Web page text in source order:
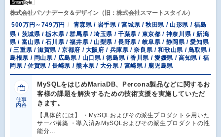
株式会社パソナデータ＆デザイン（旧：株式会社スマートスタイル）
500万円～749万円
青森県 / 岩手県 / 宮城県 / 秋田県 / 山形県 / 福島
県 / 茨城県 / 栃木県 / 群馬県 / 埼玉県 / 千葉県 / 東京都 / 神奈川県 / 新潟
県 / 富山県 / 石川県 / 福井県 / 山梨県 / 長野県 / 岐阜県 / 静岡県 / 愛知県
/ 三重県 / 滋賀県 / 京都府 / 大阪府 / 兵庫県 / 奈良県 / 和歌山県 / 鳥取県 /
島根県 / 岡山県 / 広島県 / 山口県 / 徳島県 / 香川県 / 愛媛県 / 高知県 / 福
岡県 / 佐賀県 / 長崎県 / 熊本県 / 大分県 / 宮崎県 / 鹿児島県
仕事
内容
MySQLをはじめMariaDB、Percona製品などに関するお
客様の課題を解決するための技術支援を実施していただ
きます。
【具体的には】 ・MySQLおよびその派生プロダクトを用いた
サーバ構築 ・導入済みMySQLおよびその派生プロダクトの性
能分…